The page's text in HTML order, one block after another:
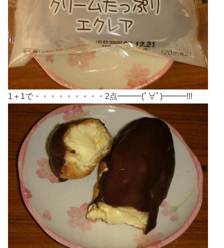
1＋1で・・・・・・・・・2点━━━(ﾟ∀ﾟ)━━━!!!